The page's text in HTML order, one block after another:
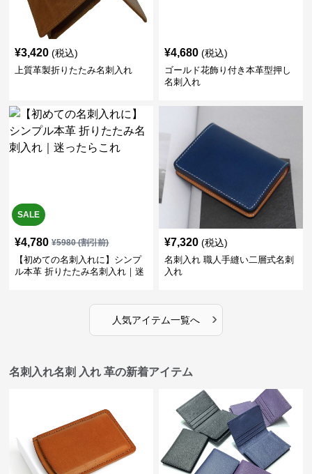
¥3,420 (税込)
上質革製折りたたみ名刺入れ
¥4,680 (税込)
ゴールド花飾り付き本革型押し
名刺入れ
SALE
¥4,780 ¥5980(割引前)
【初めての名刺入れに】シンプ
ル本革 折りたたみ名刺入れ｜迷
¥7,320 (税込)
名刺入れ 職人手縫い二層式名刺
入れ
人気アイテム一覧へ ›
名刺入れ名刺 入れ 革の新着アイテム